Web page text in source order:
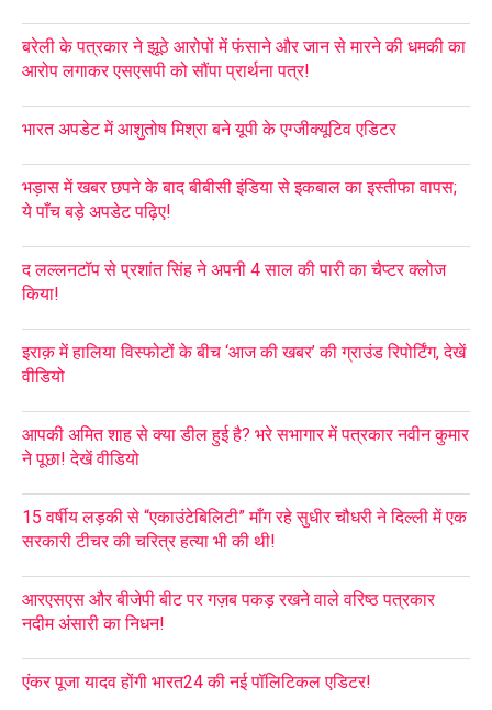
बरेली के पत्रकार ने झूठे आरोपों में फंसाने और जान से मारने की धमकी का
आरोप लगाकर एसएसपी को सौंपा प्रार्थना पत्र!
भारत अपडेट में आशुतोष मिश्रा बने यूपी के एग्जीक्यूटिव एडिटर
भड़ास में खबर छपने के बाद बीबीसी इंडिया से इकबाल का इस्तीफा वापस;
ये पाँच बड़े अपडेट पढ़िए!
द लल्लनटॉप से प्रशांत सिंह ने अपनी 4 साल की पारी का चैप्टर क्लोज
किया!
इराक़ में हालिया विस्फोटों के बीच ‘आज की खबर’ की ग्राउंड रिपोर्टिंग, देखें
वीडियो
आपकी अमित शाह से क्या डील हुई है? भरे सभागार में पत्रकार नवीन कुमार
ने पूछा! देखें वीडियो
15 वर्षीय लड़की से “एकाउंटेबिलिटी” माँग रहे सुधीर चौधरी ने दिल्ली में एक
सरकारी टीचर की चरित्र हत्या भी की थी!
आरएसएस और बीजेपी बीट पर गज़ब पकड़ रखने वाले वरिष्ठ पत्रकार
नदीम अंसारी का निधन!
एंकर पूजा यादव होंगी भारत24 की नई पॉलिटिकल एडिटर!